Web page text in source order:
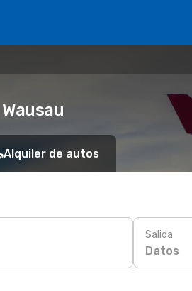
Alquiler de autos
Salida
Datos